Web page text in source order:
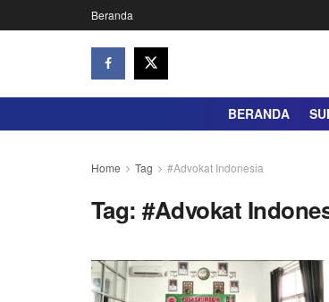
Beranda
BERANDA
Home Tag #Advokat Indonesia
Tag:#Advokat